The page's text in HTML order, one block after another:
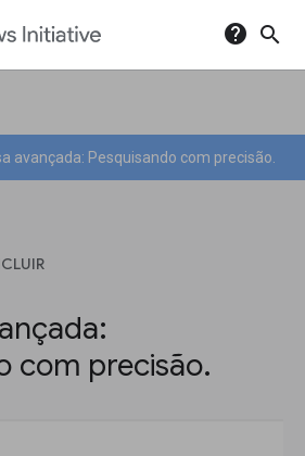
help search
avançada: Pesquisando com precisão.
com precisão.